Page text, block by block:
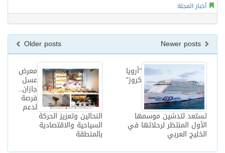
أخبار المجلة
Older posts
معرض
عسل
جازان..
فرصة
لدعم
النحالين وتعزيز الحركة
السياحية والاقتصادية
بالمنطقة
"أرويا
كروز"
تستعد لتدشين موسمها
الأول المنتظر لرحلاتها في
الخليج العربي